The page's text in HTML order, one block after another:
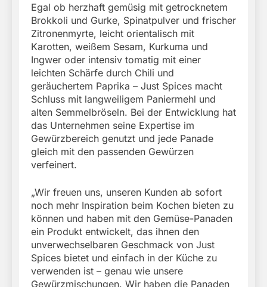
Egal ob herzhaft gemüsig mit getrocknetem
Brokkoli und Gurke, Spinatpulver und frischer
Zitronenmyrte, leicht orientalisch mit
Karotten, weißem Sesam, Kurkuma und
Ingwer oder intensiv tomatig mit einer
leichten Schärfe durch Chili und
geräuchertem Paprika – Just Spices macht
Schluss mit langweiligem Paniermehl und
alten Semmelbröseln. Bei der Entwicklung hat
das Unternehmen seine Expertise im
Gewürzbereich genutzt und jede Panade
gleich mit den passenden Gewürzen
verfeinert.
„Wir freuen uns, unseren Kunden ab sofort
noch mehr Inspiration beim Kochen bieten zu
können und haben mit den Gemüse-Panaden
ein Produkt entwickelt, das ihnen den
unverwechselbaren Geschmack von Just
Spices bietet und einfach in der Küche zu
verwenden ist – genau wie unsere
Gewürzmischungen. Wir haben die Panaden